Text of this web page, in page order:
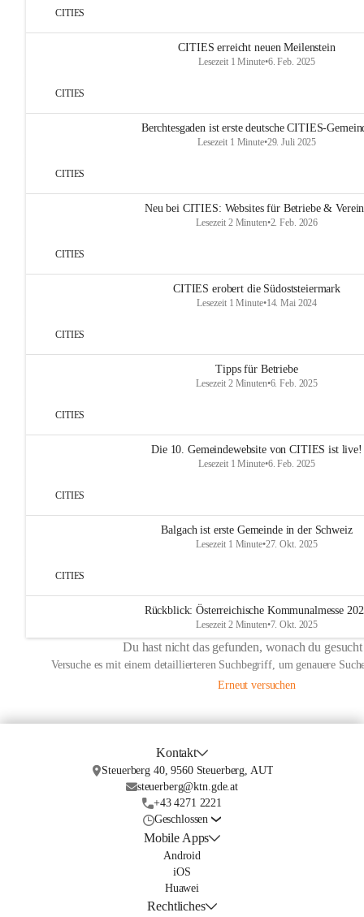
CITIES
CITIES erreicht neuen Meilenstein
Lesezeit 1 Minute•6. Feb. 2025
CITIES
Berchtesgaden ist erste deutsche CITIES-
Lesezeit 1 Minute•29. Juli 2025
CITIES
Neu bei CITIES: Websites für Betriebe &
Lesezeit 2 Minuten•2. Feb. 2026
CITIES
CITIES erobert die Südoststeiermark
Lesezeit 1 Minute•14. Mai 2024
CITIES
Tipps für Betriebe
Lesezeit 2 Minuten•6. Feb. 2025
CITIES
Die 10. Gemeindewebsite von CITIES ist live!
Lesezeit 1 Minute•6. Feb. 2025
CITIES
Balgach ist erste Gemeinde in der Schweiz
Lesezeit 1 Minute•27. Okt. 2025
CITIES
Rückblick: Österreichische Kommunalmesse
Lesezeit 2 Minuten•7. Okt. 2025
Du hast nicht das gefunden, wonach du gesucht
Versuche es mit einem detaillierteren Suchbegriff, um genauere
Erneut versuchen
Kontakt
Steuerberg 40, 9560 Steuerberg, AUT
steuerberg@ktn.gde.at
+43 4271 2221
Geschlossen
Mobile Apps
Android
iOS
Huawei
Rechtliches